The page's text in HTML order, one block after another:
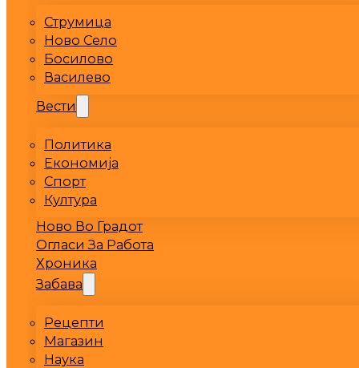
Струмица
Ново Село
Босилово
Василево
Вести
Политика
Економија
Спорт
Култура
Ново Во Градот
Огласи За Работа
Хроника
Забава
Рецепти
Магазин
Наука